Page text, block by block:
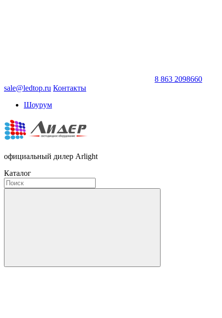
8 863 2098660
sale@ledtop.ru Контакты
Шоурум
официальный дилер Arlight
Каталог